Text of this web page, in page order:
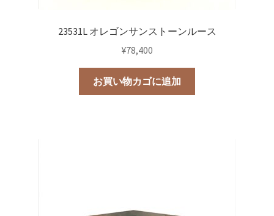
23531L オレゴンサンストーンルース
¥78,400
お買い物カゴに追加